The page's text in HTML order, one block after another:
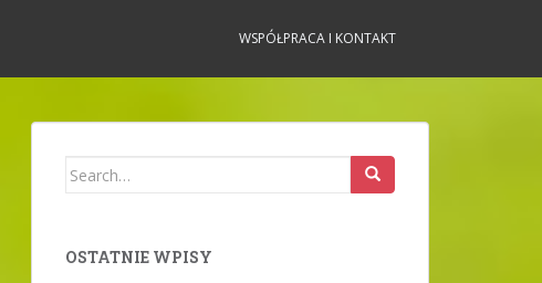
WSPÓŁPRACA I KONTAKT
Search
OSTATNIE WPISY